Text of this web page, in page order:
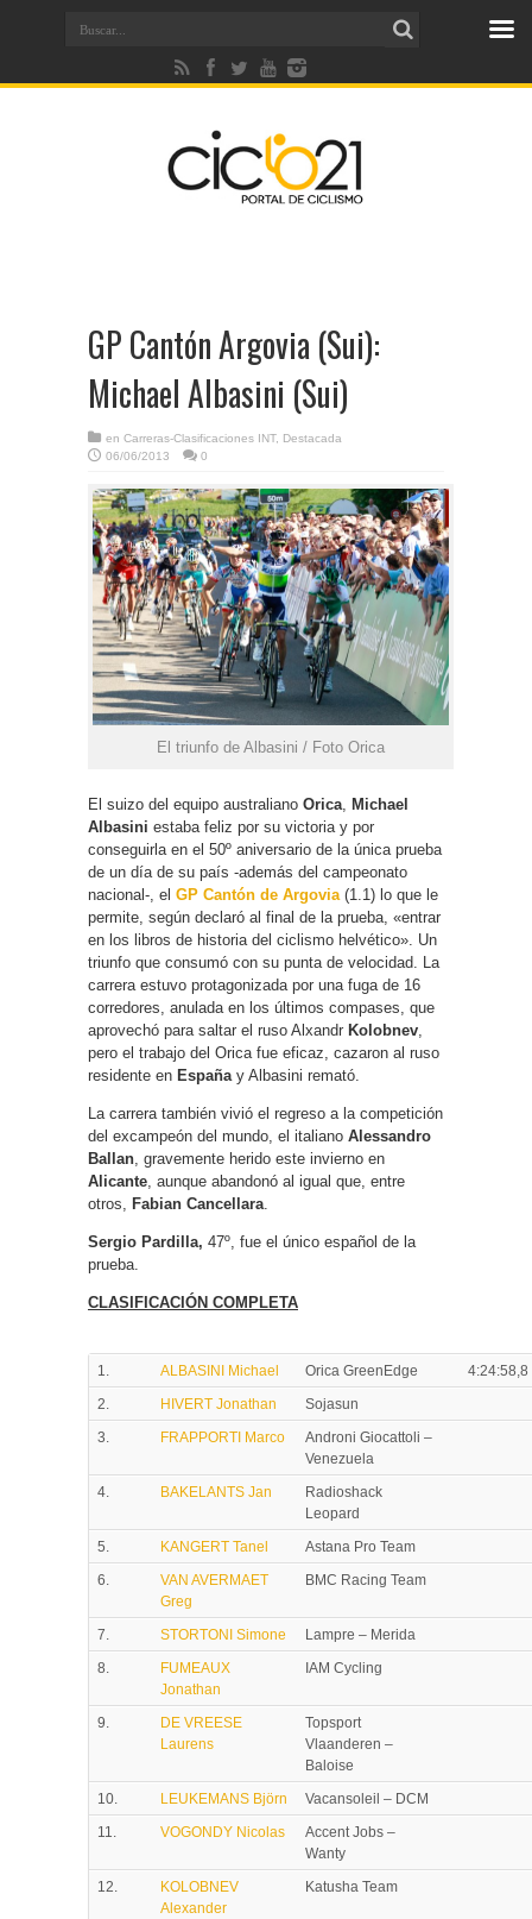
GP Cantón Argovia (Sui):
Michael Albasini (Sui)
en Carreras-Clasificaciones INT, Destacada
06/06/2013
0
El triunfo de Albasini / Foto Orica
El suizo del equipo australiano Orica, Michael
Albasini estaba feliz por su victoria y por
conseguirla en el 50º aniversario de la única prueba
de un día de su país -además del campeonato
nacional-, el GP Cantón de Argovia(1.1) lo que le
permite, según declaró al final de la prueba, «entrar
en los libros de historia del ciclismo helvético». Un
triunfo que consumó con su punta de velocidad. La
carrera estuvo protagonizada por una fuga de 16
corredores, anulada en los últimos compases, que
aprovechó para saltar el ruso Alxandr Kolobnev,
pero el trabajo del Orica fue eficaz, cazaron al ruso
residente en Españay Albasini remató.
La carrera también vivió el regreso a la competición
del excampeón del mundo, el italiano Alessandro
Ballan, gravemente herido este invierno en
Alicante, aunque abandonó al igual que, entre
otros, Fabian Cancellara.
Sergio Pardilla, 47º, fue el único español de la
prueba.
CLASIFICACIÓN COMPLETA
1. ALBASINI Michael Orica GreenEdge
4:24:58,8
2.
HIVERT Jonathan
Sojasun
3.
FRAPPORTI Marco
Androni Giocattoli –
Venezuela
4.
BAKELANTS Jan
Radioshack
Leopard
5.
KANGERT Tanel
Astana Pro Team
6.
VAN AVERMAET
Greg
BMC Racing Team
7. STORTONI Simone
Lampre – Merida
8.
FUMEAUX
Jonathan
IAM Cycling
9.
DE VREESE
Laurens
Topsport
Vlaanderen –
Baloise
10.
LEUKEMANS Björn
Vacansoleil – DCM
11.
VOGONDY Nicolas
Accent Jobs –
Wanty
12.
KOLOBNEV
Alexander
Katusha Team